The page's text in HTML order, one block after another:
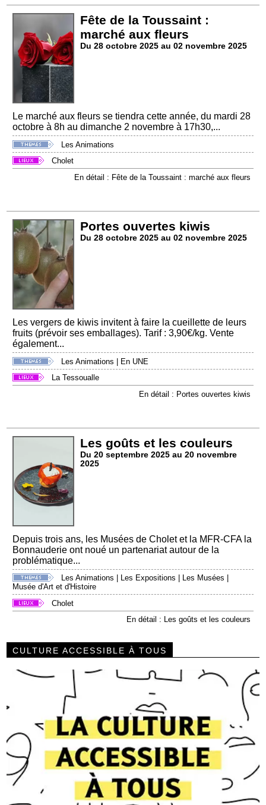
Fête de la Toussaint :
marché aux fleurs
Du 28 octobre 2025 au 02 novembre 2025
Le marché aux fleurs se tiendra cette année, du mardi 28
octobre à 8h au dimanche 2 novembre à 17h30,...
Les Animations
Cholet
En détail : Fête de la Toussaint : marché aux fleurs
Portes ouvertes kiwis
Du 28 octobre 2025 au 02 novembre 2025
Les vergers de kiwis invitent à faire la cueillette de leurs
fruits (prévoir ses emballages). Tarif : 3,90€/kg. Vente
également...
Les Animations | En UNE
La Tessoualle
En détail : Portes ouvertes kiwis
Les goûts et les couleurs
Du 20 septembre 2025 au 20 novembre
2025
Depuis trois ans, les Musées de Cholet et la MFR-CFA la
Bonnauderie ont noué un partenariat autour de la
problématique...
Les Animations Les Expositions Les Musées
Musée d'Art et d'Histoire
Cholet
En détail : Les goûts et les couleurs
CULTURE ACCESSIBLE À TOUS